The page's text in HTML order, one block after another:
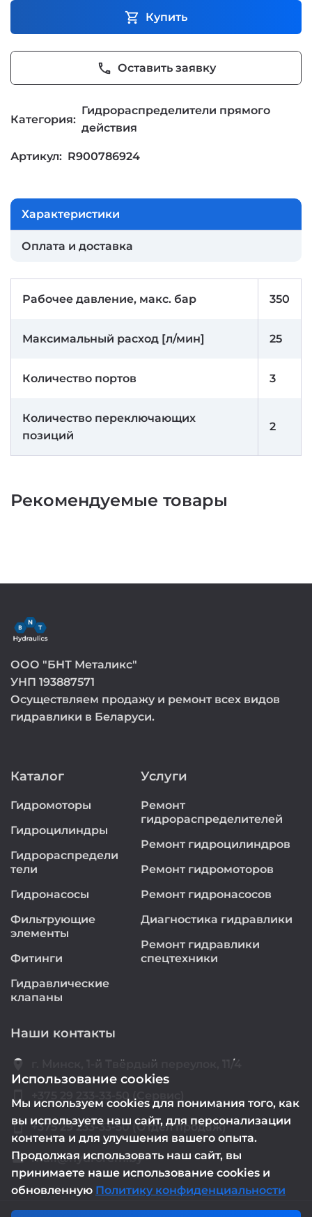
shopping_cart Купить
phone Оставить заявку
Категория:
Гидрораспределители прямого
действия
Артикул: R900786924
Характеристики
Оплата и доставка
Рабочее давление, макс. бар 350
Максимальный расход [л/мин] 25
Количество портов 3
Количество переключающих
позиций
2
Рекомендуемые товары
ООО "БНТ Металикс"
УНП 193887571
Осуществляем продажу и ремонт всех видов
гидравлики в Беларуси.
Каталог
Гидромоторы
Гидроцилиндры
Гидрораспредели
тели
Гидронасосы
Фильтрующие
элементы
Фитинги
Гидравлические
клапаны
Услуги
Ремонт
гидрораспределителей
Ремонт гидроцилиндров
Ремонт гидромоторов
Ремонт гидронасосов
Диагностика гидравлики
Ремонт гидравлики
спецтехники
Наши контакты
location_on г. Минск, 1-й Твёрдый переулок, 11/4
smartphone +375 29 233-33-50 (Сервис)
smartphone +375 29 233-33-50 (Отдел продаж)
email mail@hydrorem.by
Использование cookies
Мы используем cookies для понимания того, как
вы используете наш сайт, для персонализации
контента и для улучшения вашего опыта.
Продолжая использовать наш сайт, вы
принимаете наше использование cookies и
обновленную Политику конфиденциальности